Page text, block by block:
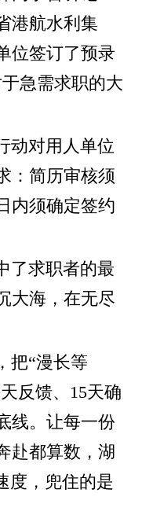
港航水利集
位签订了预录
急需求职的大
动对用人单位
： 简历审核须
内须确定签约
了求职者的最
大海，在无尽
把“漫长等
反馈、15天确
线。让每一份
赴都算数，湖
度，兜住的是